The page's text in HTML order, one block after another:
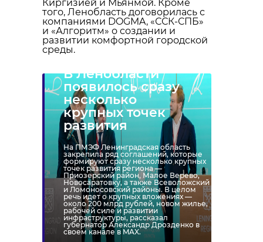
Киргизией и Мьянмой. Кроме
того, Ленобласть договорилась с
компаниями DOGMA, «ССК-СПБ»
и «Алгоритм» о создании и
развитии комфортной городской
среды.
В Ленобласти
появилось сразу
несколько
крупных точек
развития
На ПМЭФ Ленинградская область
закрепила ряд соглашений, которые
формируют сразу несколько крупных
точек развития региона —
Приозерский район, Малое Верево,
Новосаратовку, а также Всеволожский
и Ломоносовский районы. В целом
речь идет о крупных вложениях —
около 200 млрд рублей, новом жилье,
рабочей силе и развитии
инфраструктуры, рассказал
губернатор Александр Дрозденко в
своем канале в MAX.